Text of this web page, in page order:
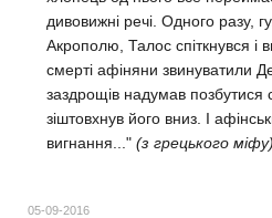
дивовижні речі. Одного разу,
Акрополю, Талос спіткнувся і
смерті афіняни звинуватили
заздрощів надумав позбутися
зіштовхнув його вниз. І
вигнання..." (з грецького міфу)
05-09-2016